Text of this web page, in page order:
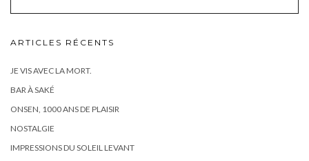
ARTICLES RÉCENTS
JE VIS AVEC LA MORT.
BAR À SAKÉ
ONSEN, 1000 ANS DE PLAISIR
NOSTALGIE
IMPRESSIONS DU SOLEIL LEVANT